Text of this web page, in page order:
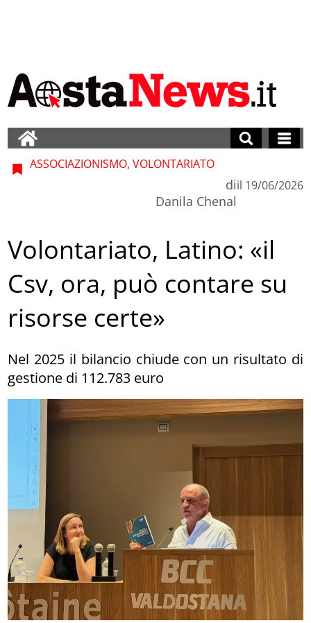
ASSOCIAZIONISMO, VOLONTARIATO
di
Danila Chenal
il 19/06/2026
Volontariato, Latino: «il
Csv, ora, può contare su
risorse certe»
Nel 2025 il bilancio chiude con un risultato di
gestione di 112.783 euro